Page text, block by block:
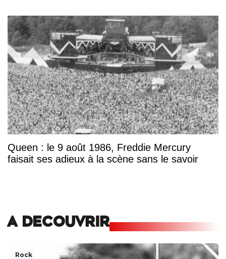
Queen : le 9 août 1986, Freddie Mercury
faisait ses adieux à la scène sans le savoir
A DECOUVRIR
Rock